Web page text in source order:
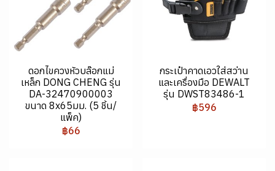
ดอกไขควงหัวบล๊อกแม่
เหล็ก DONG CHENG รุ่น
DA-32470900003
ขนาด 8x65มม. (5 ชิ้น/
แพ็ค)
฿66
กระเป๋าคาดเอวใส่สว่าน
และเครื่องมือ DEWALT
รุ่น DWST83486-1
฿596